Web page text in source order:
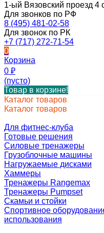
1-ый Вязовский проезд 4
Для звонков по РФ
8 (495) 481-02-58
Для звонок по РК
+7 (717) 272-71-54
0
Корзина
0 ₽
(пусто)
Товар в корзине!
Каталог товаров
Каталог товаров
Для фитнес-клуба
Готовые решения
Силовые тренажеры
Грузоблочные машины
Нагружаемые дисками
Хаммеры
Тренажеры Rangemax
Тренажеры Pumpset
Скамьи и стойки
Спортивное
использования